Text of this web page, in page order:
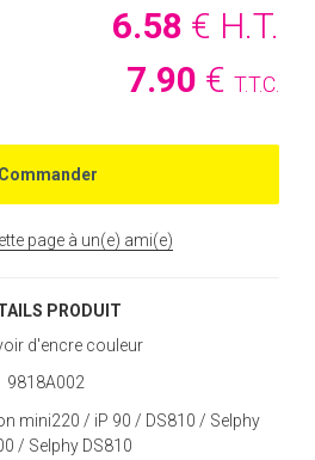
6.58 € H.T.
7.90 € T.T.C.
page à un(e) ami(e)
PRODUIT
d'encre couleur
9818A002
mini220 / iP 90 / DS810 / Selphy
/ Selphy DS810